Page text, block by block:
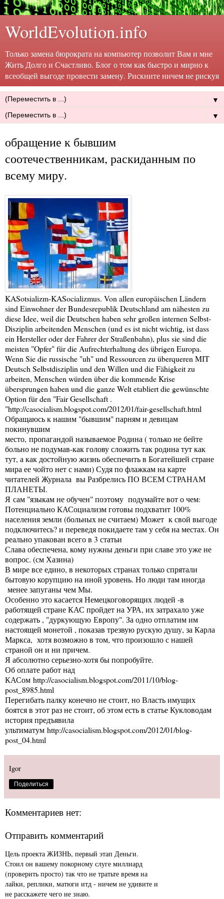
WorldEvolution.info
Только замена бюрократа на компьютер позволит Вам и мне
Жить Долго и Счастливо. Блог о том как быстро и мирно к
всеобщей выгоде провести замену. Рискните ничем не рискуя
▼
▼
обращение к бывшим
соотечественникам, раскиданным по
всему миру.
KASotsializm-KASocializmus. Von allen europäischen Ländern
sind Einwohner der Bundesrepublik Deutschland am nähesten zu
diese Idee, weil die Deutschen haben sehr großen internen Selbst-
Disziplin arbeitenden Menschen (und es ist nicht wichtig, ist dass
ein Hersteller oder der Fahrer der Straßenbahn), plus sie sind die
meisten "Opfer" für die Aufrechterhaltung des übrigen Europa.
Wenn Sie die russische "uh" und Ressourcen zu überqueren MIT
Deutsch Selbstdisziplin und den Willen und die Fähigkeit zu
arbeiten, Menschen würden über die kommende Krise
übersprungen haben und die ganze Welt etabliert die gewünschte
Option für den "Fair Gesellschaft .
"http://casocialism.blogspot.com/2012/01/fair-gesellschaft.html
Обращаюсь к нашим "бывшим" парням и девицам
покинувшим
место, пропагандой называемое Родина ( только не бейте
больно не подумав-как голову сложить так родина тут как
тут, а как достойную жизнь обеспечить в Богатейшей стране
мира ее чойто нет с нами) Судя по флажкам на карте
читателей Журнала вы Разбрелись ПО ВСЕМ СТРАНАМ
ПЛАНЕТЫ.
Я сам "языкам не обучен" поэтому подумайте вот о чем:
Потенциально КАСоциализм готовы подхватит 100%
населения земли (больных не считаем) Может к свой выгоде
подключитесь? и переведя покидаете там у себя на местах. Он
реально упакован всего в 3 статьи
Слава обеспечена, кому нужны деньги при славе это уже не
вопрос. (см Хазина)
В мире все едино, в некоторых странах только спрятали
бытовую корупцию на иной уровень. Но люди там иногда
менее запуганы чем Мы.
Особенно это касается Немецкоговорящих людей -в
работящей стране КАС пройдет на УРА, их затрахало уже
содержать , "дуркующую Европу". За одно отплатим им
настоящей монетой , показав трезвую рускую душу, за Карла
Маркса, хотя возможно в том, что произошло с нашей
страной он и ни причем.
Я абсолютно серьезно-хотя бы попробуйте.
Об оплате работ над
КАСом http://casocialism.blogspot.com/2011/10/blog-
post_8985.html
Перегибать палку конечно не стоит, но Власть имущих
боятся в этот раз не стоит, об этом есть в статье Кукловодам
история предъявила
ультиматум http://casocialism.blogspot.com/2012/01/blog-
post_04.html
Igor
Поделиться
Комментариев нет:
Отправить комментарий
Цель проекта ЖИЗНЬ, первый этап Деньги.
Стоил он вашему покорному слуге миллиард
(проверить просто) так что не тратьте время на
лайки, реплики, матюги итд - ничем не удивите и
не расскажете чего не знаю.